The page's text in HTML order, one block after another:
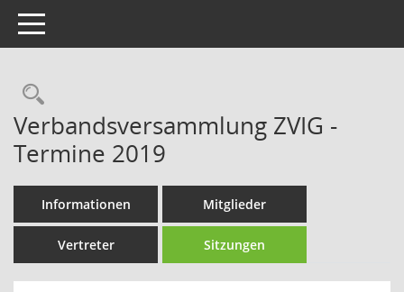
Toggle navigation
Rechercheauswahl
Verbandsversammlung ZVIG -
Termine 2019
Informationen Mitglieder
Vertreter Sitzungen